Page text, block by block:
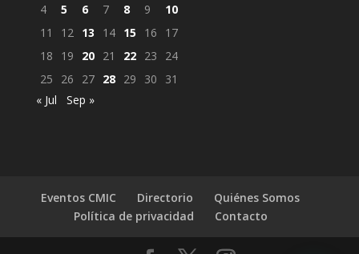
4
5 6 7 8 9
10
11
12 13 14 15 16
17
18
19 20 21 22 23
24
25
26 27 28 29 30
31
« Jul
Sep »
Eventos CMIC Directorio
Quiénes Somos
Política de privacidad
Contacto